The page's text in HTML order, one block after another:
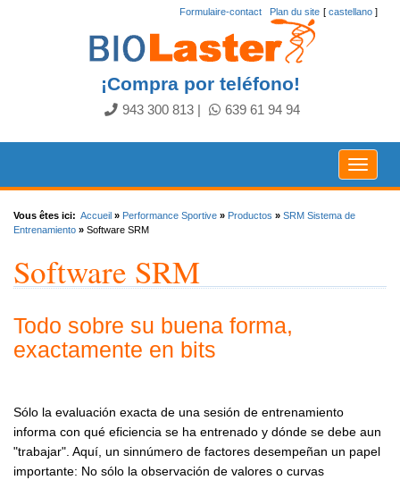
[ castellano ]
Formulaire-contact Plan du site
¡Compra por teléfono!
943 300 813 639 61 94 94
Toggle
Vous êtes ici: Accueil » Performance Sportive » Productos » SRM Sistema de
Entrenamiento » Software SRM
Software SRM
Todo sobre su buena forma,
exactamente en bits
Sólo la evaluación exacta de una sesión de entrenamiento
informa con qué eficiencia se ha entrenado y dónde se debe aun
"trabajar". Aquí, un sinnúmero de factores desempeñan un papel
importante: No sólo la observación de valores o curvas